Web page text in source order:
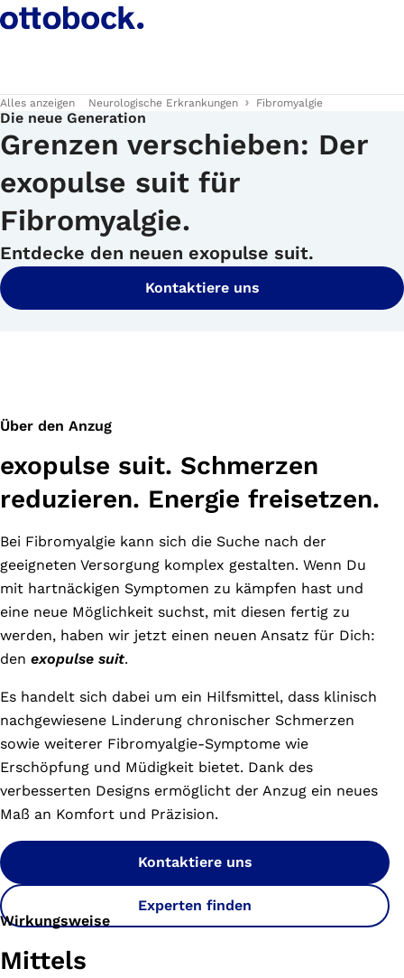
Alles anzeigen Neurologische Erkrankungen Fibromyalgie
Die neue Generation
Grenzen verschieben: Der
exopulse suit für
Fibromyalgie.
Entdecke den neuen exopulse suit.
Kontaktiere uns
Über den Anzug
exopulse suit. Schmerzen
reduzieren. Energie freisetzen.
Bei Fibromyalgie kann sich die Suche nach der
geeigneten Versorgung komplex gestalten. Wenn Du
mit hartnäckigen Symptomen zu kämpfen hast und
eine neue Möglichkeit suchst, mit diesen fertig zu
werden, haben wir jetzt einen neuen Ansatz für Dich:
den exopulse suit.
Es handelt sich dabei um ein Hilfsmittel, dass klinisch
nachgewiesene Linderung chronischer Schmerzen
sowie weiterer Fibromyalgie-Symptome wie
Erschöpfung und Müdigkeit bietet. Dank des
verbesserten Designs ermöglicht der Anzug ein neues
Maß an Komfort und Präzision.
Kontaktiere uns
Experten finden
Wirkungsweise
Mittels